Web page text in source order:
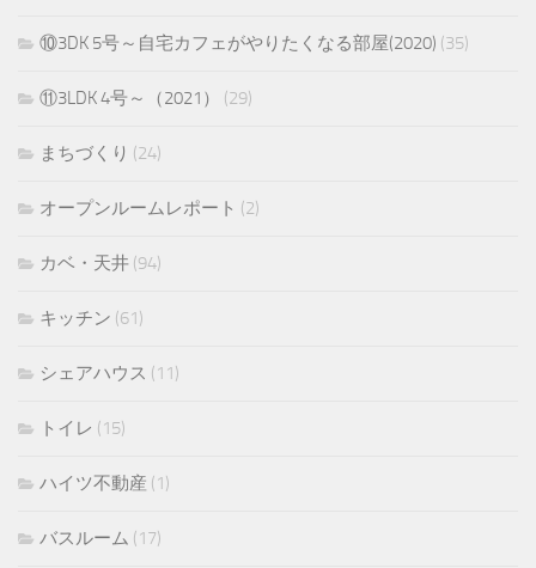
⑩3DK 5号～自宅カフェがやりたくなる部屋(2020) (35)
⑪3LDK 4号～（2021） (29)
まちづくり (24)
オープンルームレポート (2)
カベ・天井 (94)
キッチン (61)
シェアハウス (11)
トイレ (15)
ハイツ不動産 (1)
バスルーム (17)